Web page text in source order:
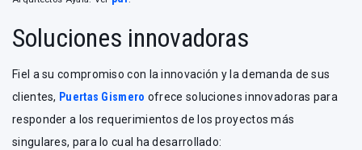
Soluciones innovadoras
Fiel a su compromiso con la innovación y la demanda de sus
clientes, Puertas Gismero ofrece soluciones innovadoras para
responder a los requerimientos de los proyectos más
singulares, para lo cual ha desarrollado: